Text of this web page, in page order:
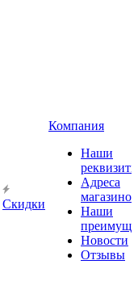
Скидки
Компания
Наши
Адреса
магазинов
Наши
Новости
Отзывы